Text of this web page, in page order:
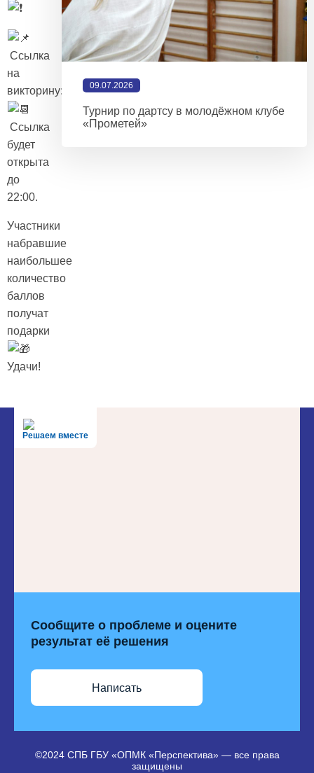
Ссылка
на
викторину:
https://onlinetestpad.com/lgtvwzfsc6zay
Ссылка
будет
открыта
до
22:00.
Участники
набравшие
наибольшее
количество
баллов
получат
подарки
Удачи!
09.07.2026
Турнир по дартсу в молодёжном клубе
«Прометей»
Решаем вместе
Сообщите о проблеме и оцените
результат её решения
Написать
©2024 СПБ ГБУ «ОПМК «Перспектива» — все права
защищены